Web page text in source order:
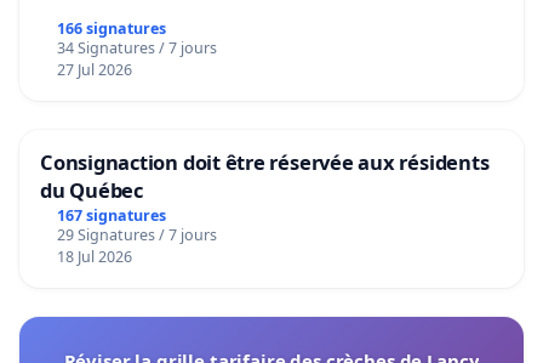
166 signatures
34 Signatures / 7 jours
27 Jul 2026
Consignaction doit être réservée aux résidents
du Québec
167 signatures
29 Signatures / 7 jours
18 Jul 2026